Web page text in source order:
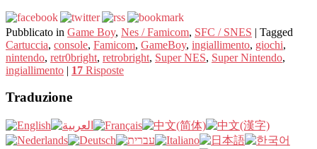
Pubblicato in Game Boy, Nes / Famicom, SFC / SNES | Tagged
Cartuccia, console, Famicom, GameBoy, ingiallimento, giochi,
nintendo, retr0bright, retrobright, Super NES, Super Nintendo,
ingiallimento | 17 Risposte
Traduzione